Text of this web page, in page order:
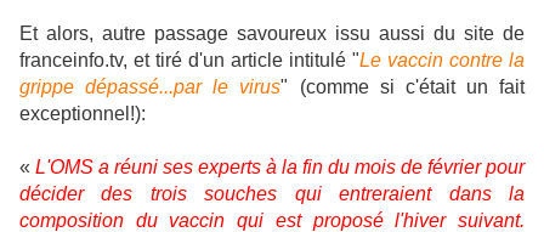
Et alors, autre passage savoureux issu aussi du site de
franceinfo.tv, et tiré d'un article intitulé "Le vaccin contre la
grippe dépassé...par le virus" (comme si c'était un fait
exceptionnel!):
« L'OMS a réuni ses experts à la fin du mois de février pour
décider des trois souches qui entreraient dans la
composition du vaccin qui est proposé l'hiver suivant.